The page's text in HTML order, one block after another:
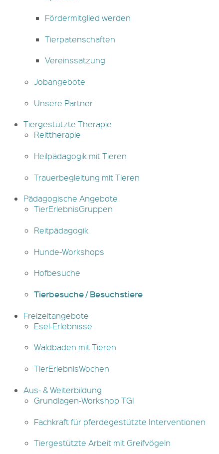
Fördermitglied werden
Tierpatenschaften
Vereinssatzung
Jobangebote
Unsere Partner
Tiergestützte Therapie
Reittherapie
Heilpädagogik mit Tieren
Trauerbegleitung mit Tieren
Pädagogische Angebote
TierErlebnisGruppen
Reitpädagogik
Hunde-Workshops
Hofbesuche
Tierbesuche / Besuchstiere
Freizeitangebote
Esel-Erlebnisse
Waldbaden mit Tieren
TierErlebnisWochen
Aus- & Weiterbildung
Grundlagen-Workshop TGI
Fachkraft für pferdegestützte Interventionen
Tiergestützte Arbeit mit Greifvögeln